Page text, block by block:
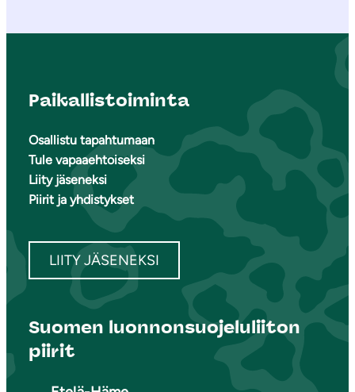
Paikallistoiminta
Osallistu tapahtumaan
Tule vapaaehtoiseksi
Liity jäseneksi
Piirit ja yhdistykset
LIITY JÄSENEKSI
Suomen luonnonsuojeluliiton
piirit